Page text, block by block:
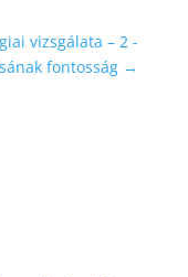
vizsgálata – 2 -
fontosság →